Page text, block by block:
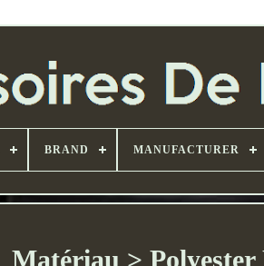
BRAND MANUFACTURER
Matériau > Polyester